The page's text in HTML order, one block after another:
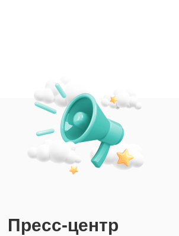
Пресс-центр